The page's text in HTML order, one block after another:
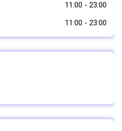
11:00 - 23:00
11:00 - 23:00